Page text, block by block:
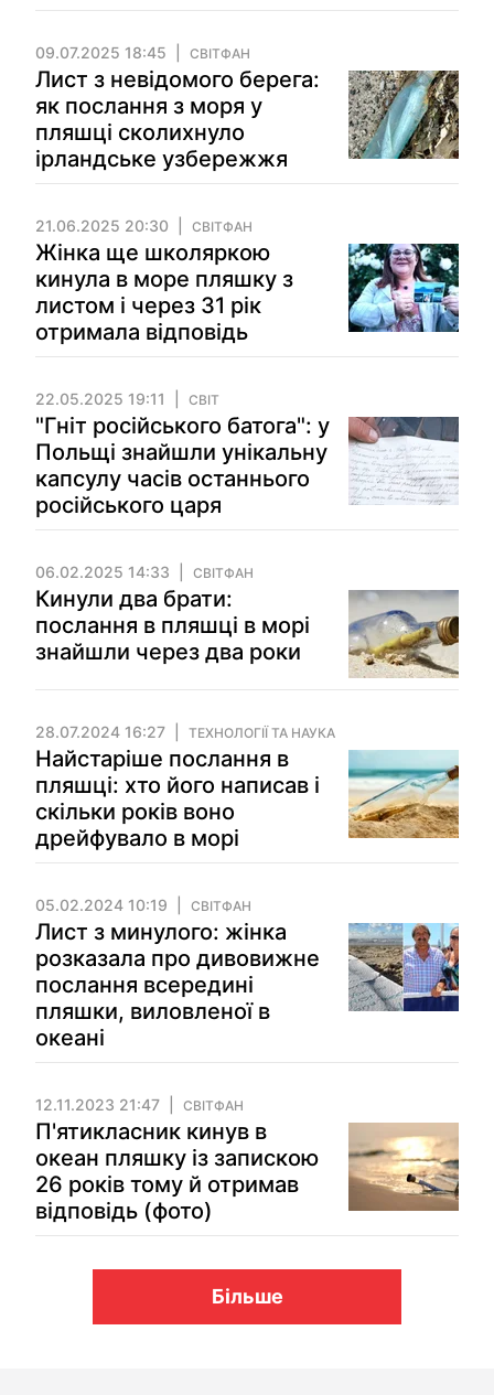
09.07.2025 18:45 СВІТФАН
Лист з невідомого берега:
як послання з моря у
пляшці сколихнуло
ірландське узбережжя
21.06.2025 20:30 СВІТФАН
Жінка ще школяркою
кинула в море пляшку з
листом і через 31 рік
отримала відповідь
22.05.2025 19:11 СВІТ
"Гніт російського батога": у
Польщі знайшли унікальну
капсулу часів останнього
російського царя
06.02.2025 14:33 СВІТФАН
Кинули два брати:
послання в пляшці в морі
знайшли через два роки
28.07.2024 16:27 ТЕХНОЛОГІЇ ТА НАУКА
Найстаріше послання в
пляшці: хто його написав і
скільки років воно
дрейфувало в морі
05.02.2024 10:19 СВІТФАН
Лист з минулого: жінка
розказала про дивовижне
послання всередині
пляшки, виловленої в
океані
12.11.2023 21:47 СВІТФАН
П'ятикласник кинув в
океан пляшку із запискою
26 років тому й отримав
відповідь (фото)
Більше